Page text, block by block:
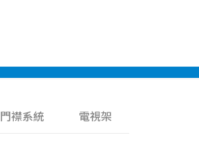
門襟系統 電視架